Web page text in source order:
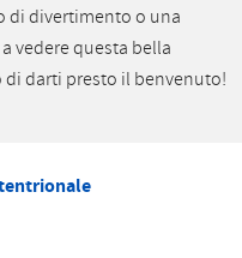
di divertimento o una
vedere questa bella
darti presto il benvenuto!